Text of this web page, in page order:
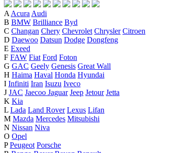
AAcuraAudi
B BMW Brilliance Byd
C Changan Chery Chevrolet Chrysler Citroen
D Daewoo Datsun Dodge Dongfeng
E Exeed
F FAW Fiat Ford Foton
G GAC Geely Genesis Great Wall
H Haima Haval Honda Hyundai
I Infiniti Iran Isuzu Iveco
J JAC Jaecoo Jaguar Jeep Jetour Jetta
K Kia
L Lada Land Rover Lexus Lifan
M Mazda Mercedes Mitsubishi
N Nissan Niva
O Opel
P Peugeot Porsche